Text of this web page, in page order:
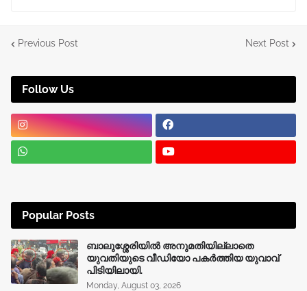
Previous Post Next Post
Follow Us
Popular Posts
ബാലുശ്ശേരിയിൽ അനുമതിയില്ലാതെ
യുവതിയുടെ വീഡിയോ പകർത്തിയ യുവാവ്
പിടിയിലായി.
Monday, August 03, 2026